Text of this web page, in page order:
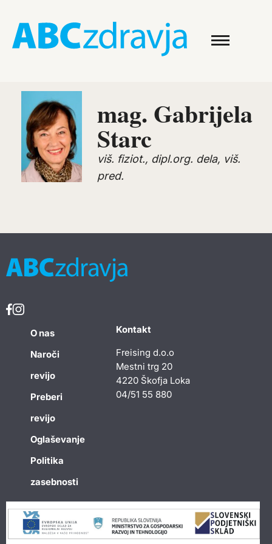
mag. Gabrijela
Starc
viš. fiziot., dipl.org. dela, viš.
pred.
O nas
Naroči
revijo
Preberi
revijo
Oglaševanje
Politika
zasebnosti
Kontakt
Freising d.o.o
Mestni trg 20
4220 Škofja Loka
04/51 55 880